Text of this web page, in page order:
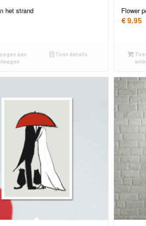
het strand
aan
Toon details
Flower
€9,95